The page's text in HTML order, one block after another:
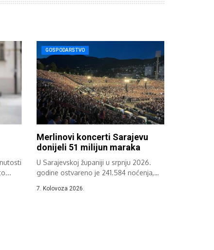
GOSPODARSTVO
Merlinovi koncerti Sarajevu
donijeli 51 milijun maraka
U Sarajevskoj županiji u srpnju 2026.
godine ostvareno je 241.584 noćenja,
7. Kolovoza 2026.